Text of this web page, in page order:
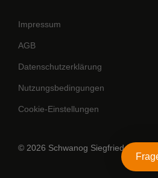
Impressum
AGB
Datenschutzerklärung
Nutzungsbedingungen
Cookie-Einstellungen
© 2026 Schwanog Siegfried Güntert